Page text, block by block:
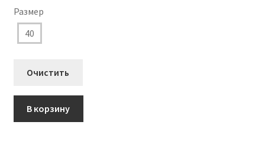
Размер
40
Очистить
В корзину